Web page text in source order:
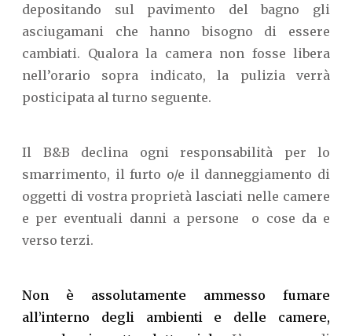
depositando sul pavimento del bagno gli
asciugamani che hanno bisogno di essere
cambiati. Qualora la camera non fosse libera
nell’orario sopra indicato, la pulizia verrà
posticipata al turno seguente.
Il B&B declina ogni responsabilità per lo
smarrimento, il furto o/e il danneggiamento di
oggetti di vostra proprietà lasciati nelle camere
e per eventuali danni a persone o cose da e
verso terzi.
Non è assolutamente ammesso fumare
all’interno degli ambienti e delle camere,